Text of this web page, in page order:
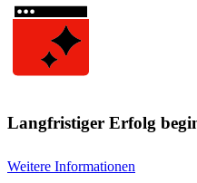
Langfristiger Erfolg
Weitere Informationen